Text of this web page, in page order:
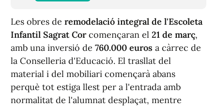
Les obres de remodelació integral de l'Escoleta
Infantil Sagrat Corcomençaran el 21 de març,
amb una inversió de 760.000 euros a càrrec de
la Conselleria d'Educació. El trasllat del
material i del mobiliari començarà abans
perquè tot estiga llest per a l'entrada amb
normalitat de l'alumnat desplaçat, mentre